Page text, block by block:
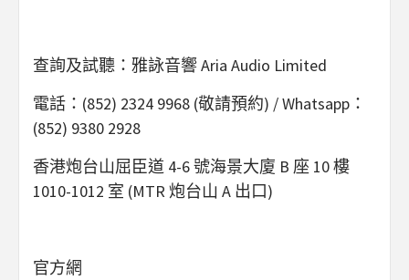
查詢及試聽：雅詠音響 Aria Audio Limited
電話：(852) 2324 9968 (敬請預約) / Whatsapp：
(852) 9380 2928
香港炮台山屈臣道 4-6 號海景大廈 B 座 10 樓
1010-1012 室 (MTR 炮台山 A 出口)
官方網